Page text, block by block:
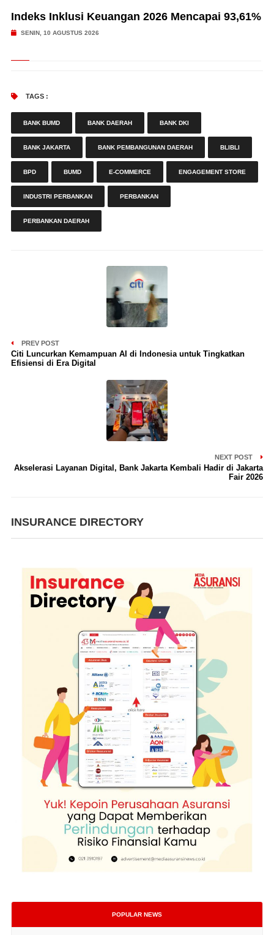
Indeks Inklusi Keuangan 2026 Mencapai 93,61%
SENIN, 10 AGUSTUS 2026
TAGS :
BANK BUMD BANK DAERAH BANK DKI
BANK JAKARTA BANK PEMBANGUNAN DAERAH BLIBLI
BPD BUMD E-COMMERCE ENGAGEMENT STORE
INDUSTRI PERBANKAN PERBANKAN
PERBANKAN DAERAH
PREV POST
Citi Luncurkan Kemampuan AI di Indonesia untuk Tingkatkan
Efisiensi di Era Digital
NEXT POST
Akselerasi Layanan Digital, Bank Jakarta Kembali Hadir di Jakarta
Fair 2026
INSURANCE DIRECTORY
POPULAR NEWS